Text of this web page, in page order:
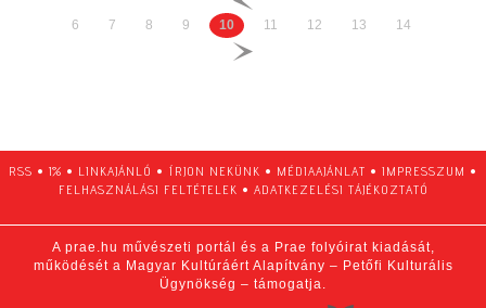
6 7 8 9 10 11 12 13 14
RSS • 1% • LINKAJÁNLÓ • ÍRJON NEKÜNK • MÉDIAAJÁNLAT • IMPRESSZUM •
FELHASZNÁLÁSI FELTÉTELEK • ADATKEZELÉSI TÁJÉKOZTATÓ
A prae.hu művészeti portál és a Prae folyóirat kiadását,
működését a Magyar Kultúráért Alapítvány – Petőfi Kulturális
Ügynökség – támogatja.